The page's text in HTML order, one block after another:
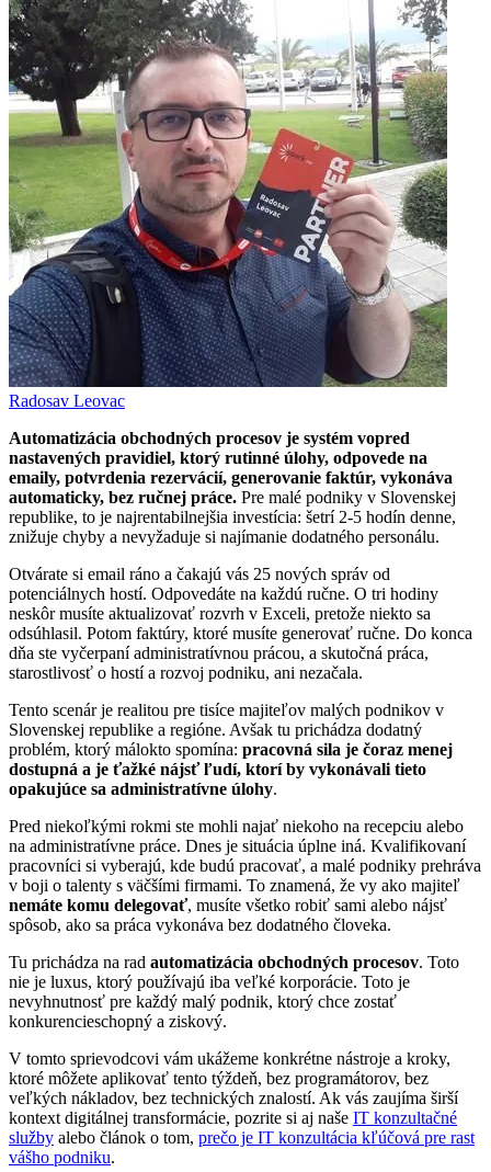
Radosav Leovac
Automatizácia obchodných procesov je systém vopred
nastavených pravidiel, ktorý rutinné úlohy, odpovede na
emaily, potvrdenia rezervácií, generovanie faktúr, vykonáva
automaticky, bez ručnej práce. Pre malé podniky v Slovenskej
republike, to je najrentabilnejšia investícia: šetrí 2-5 hodín denne,
znižuje chyby a nevyžaduje si najímanie dodatného personálu.
Otvárate si email ráno a čakajú vás 25 nových správ od
potenciálnych hostí. Odpovedáte na každú ručne. O tri hodiny
neskôr musíte aktualizovať rozvrh v Exceli, pretože niekto sa
odsúhlasil. Potom faktúry, ktoré musíte generovať ručne. Do konca
dňa ste vyčerpaní administratívnou prácou, a skutočná práca,
starostlivosť o hostí a rozvoj podniku, ani nezačala.
Tento scenár je realitou pre tisíce majiteľov malých podnikov v
Slovenskej republike a regióne. Avšak tu prichádza dodatný
problém, ktorý málokto spomína: pracovná sila je čoraz menej
dostupná a je ťažké nájsť ľudí, ktorí by vykonávali tieto
opakujúce sa administratívne úlohy.
Pred niekoľkými rokmi ste mohli najať niekoho na recepciu alebo
na administratívne práce. Dnes je situácia úplne iná. Kvalifikovaní
pracovníci si vyberajú, kde budú pracovať, a malé podniky prehráva
v boji o talenty s väčšími firmami. To znamená, že vy ako majiteľ
nemáte komu delegovať, musíte všetko robiť sami alebo nájsť
spôsob, ako sa práca vykonáva bez dodatného človeka.
Tu prichádza na rad automatizácia obchodných procesov. Toto
nie je luxus, ktorý používajú iba veľké korporácie. Toto je
nevyhnutnosť pre každý malý podnik, ktorý chce zostať
konkurencieschopný a ziskový.
V tomto sprievodcovi vám ukážeme konkrétne nástroje a kroky,
ktoré môžete aplikovať tento týždeň, bez programátorov, bez
veľkých nákladov, bez technických znalostí. Ak vás zaujíma širší
kontext digitálnej transformácie, pozrite si aj naše IT konzultačné
služby alebo článok o tom, prečo je IT konzultácia kľúčová pre rast
vášho podniku.